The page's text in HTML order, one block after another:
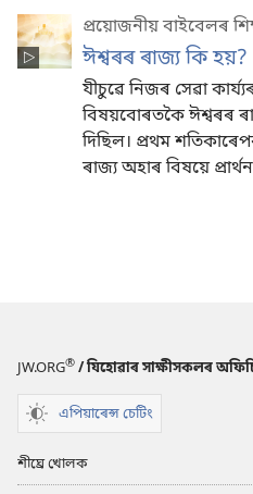
প্ৰয়োজনীয় বাইবেলৰ
ঈশ্বৰৰ ৰাজ্য কি হয়?
যীচুৱে নিজৰ সেৱা
বিষয়বোৰতকৈ ঈশ্বৰৰ
দিছিল। প্ৰথম
ৰাজ্য অহাৰ বিষয়ে
JW.ORG® / যিহোৱাৰ সাক্ষীসকলৰ
এপিয়াৰেন্স চেটিং
শীঘ্ৰে খোলক